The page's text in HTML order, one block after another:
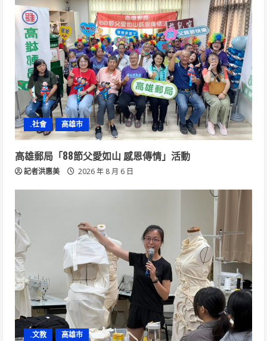
.社會 高雄市
高雄郵局「88節父愛如山 感恩傳情」活動
記者洪惠美 2026 年 8 月 6 日
.文教 高雄市